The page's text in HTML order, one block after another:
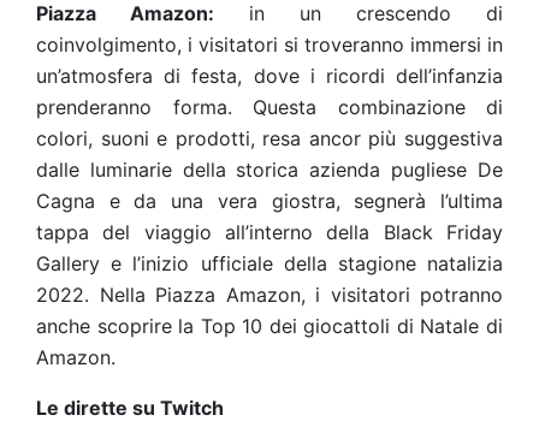
Piazza Amazon:
in un crescendo di
coinvolgimento, i visitatori si troveranno immersi in
un’atmosfera di festa, dove i ricordi dell’infanzia
prenderanno forma. Questa combinazione di
colori, suoni e prodotti, resa ancor più suggestiva
dalle luminarie della storica azienda pugliese De
Cagna e da una vera giostra, segnerà l’ultima
tappa del viaggio all’interno della Black Friday
Gallery e l’inizio ufficiale della stagione natalizia
2022. Nella Piazza Amazon, i visitatori potranno
anche scoprire la Top 10 dei giocattoli di Natale di
Amazon.
Le dirette su Twitch